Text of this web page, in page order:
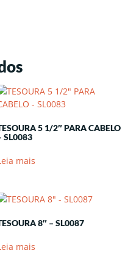
5 1/2″ PARA CABELO
SL0083
mais
8″ – SL0087
mais